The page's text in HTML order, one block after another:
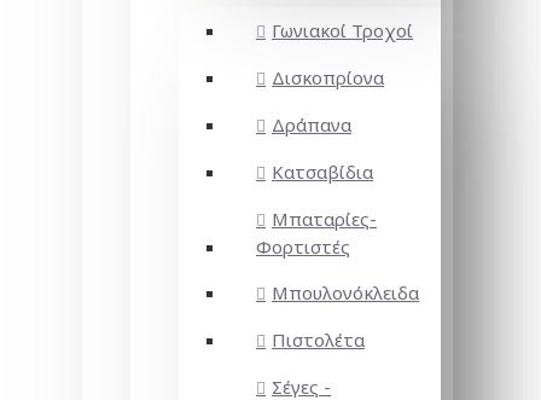
Γωνιακοί Τροχοί
Δισκοπρίονα
Δράπανα
Κατσαβίδια
Μπαταρίες-
Φορτιστές
Μπουλονόκλειδα
Πιστολέτα
Σέγες -